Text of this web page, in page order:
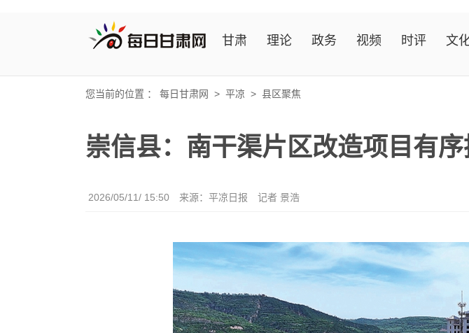
甘肃 理论 政务 视频 时评 文
您当前的位置 ： 每日甘肃网 > 平凉 > 县区聚焦
崇信县：南干渠片区改造项目有
2026/05/11/ 15:50 来源：平凉日报 记者 景浩